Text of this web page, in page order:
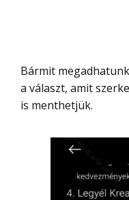
Bármit megadhatunk témának, amihez legenerálja
a választ, amit
is menthetjük.